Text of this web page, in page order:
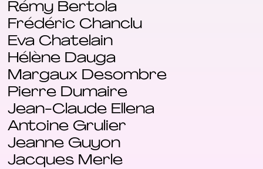
Rémy Bertola
Frédéric Chanclu
Eva Chatelain
Hélène Dauga
Margaux Desombre
Pierre Dumaire
Jean-Claude Ellena
Antoine Grulier
Jeanne Guyon
Jacques Merle